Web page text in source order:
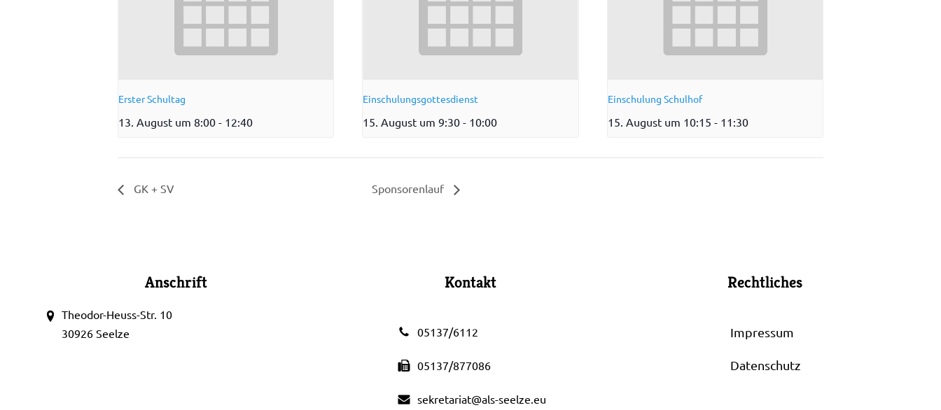
Erster Schultag
13. August um 8:00 - 12:40
Einschulungsgottesdienst
15. August um 9:30 - 10:00
Einschulung Schulhof
15. August um 10:15 - 11:30
GK + SV Sponsorenlauf
Anschrift
Theodor-Heuss-Str. 10
30926 Seelze
Kontakt
05137/6112
05137/877086
sekretariat@als-seelze.eu
Rechtliches
Impressum
Datenschutz